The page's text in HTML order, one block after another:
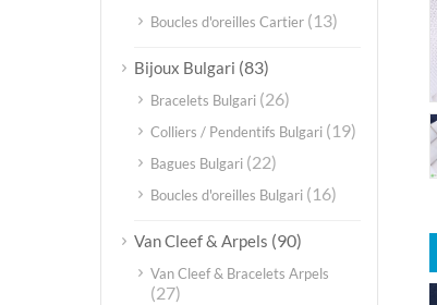
Boucles d'oreilles Cartier (13)
Bijoux Bulgari (83)
Bracelets Bulgari (26)
Colliers / Pendentifs Bulgari (19)
Bagues Bulgari (22)
Boucles d'oreilles Bulgari (16)
Van Cleef & Arpels (90)
Van Cleef & Bracelets Arpels
(27)